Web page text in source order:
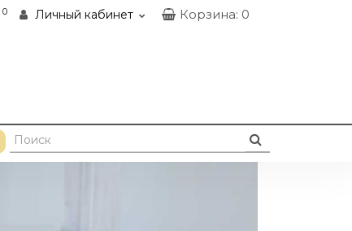
0 Личный кабинет Корзина: 0